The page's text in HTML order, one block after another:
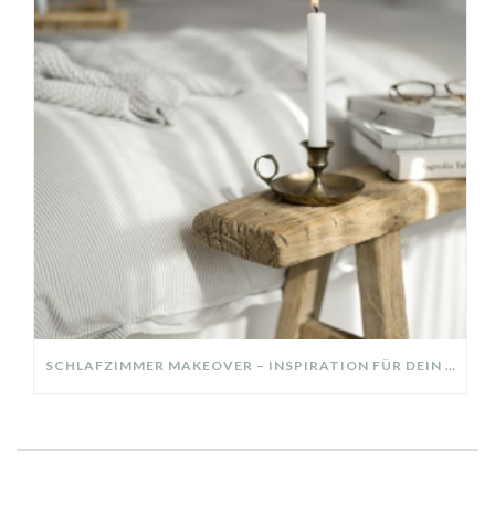
SCHLAFZIMMER MAKEOVER – INSPIRATION FÜR DEIN SCHLAFZIMMER: AUS ALT MACH NEU – HELL, GEMÜTLICH UND EINLADEND